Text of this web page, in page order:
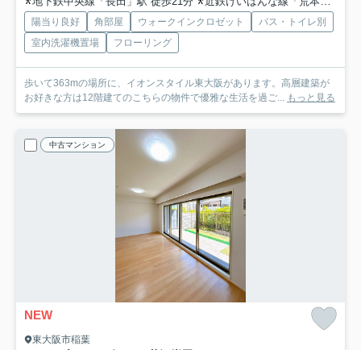
陽当り良好 角部屋 ウォークインクロゼット
バス・トイレ別
室内洗濯機置場
フローリング
歩いて363mの場所に、イオンスタイル東大阪があります。高層建築が
お好きな方は12階建てのこちらの物件で優雅な生活を過ご... もっと見る
中古マンション
NEW
東大阪市稲葉